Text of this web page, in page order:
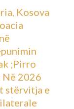
Kosova
;Pirro
Në 2026
stërvitja e